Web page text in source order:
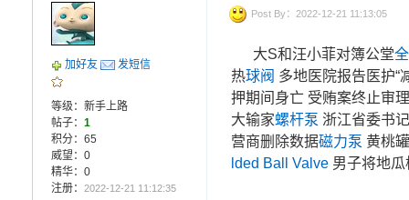
加好友 发短信
等级：新手上路
帖子： 1
积分：65
威望：0
精华：0
注册： 2022-12-21 11:12:35
Post By：2022-12-21 11:13:05
大S和汪小菲对簿公堂
热球阀 多地医院报告医护“
押期间身亡 受贿案终止审理
大输家螺杆泵 浙江省委书
营商删除数据磁力泵 黄桃
lded Ball Valve男子将地瓜